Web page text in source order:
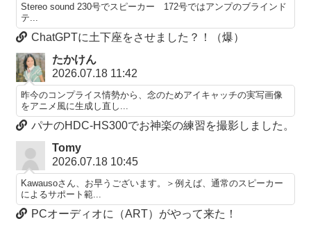
Stereo sound 230号でスピーカー 172号ではアンプのブラインド
テ...
ChatGPTに土下座をさせました？！（爆）
たかけん
2026.07.18 11:42
昨今のコンプライス情勢から、念のためアイキャッチの実写画像
をアニメ風に生成し直し...
パナのHDC-HS300でお神楽の練習を撮影しました。
Tomy
2026.07.18 10:45
Kawausoさん、お早うございます。＞例えば、通常のスピーカー
によるサポート範...
PCオーディオに（ART）がやって来た！